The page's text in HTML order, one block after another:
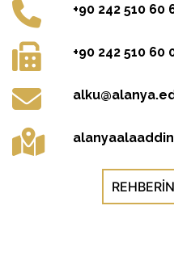
+90 242 510 60
+90 242 510 60